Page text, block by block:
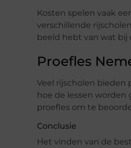
Kosten spelen vaak
verschillende
beeld hebt van wat bij
Proefles
Veel rijscholen bieden
hoe de lessen
proefles om te
Conclusie
Het vinden van de